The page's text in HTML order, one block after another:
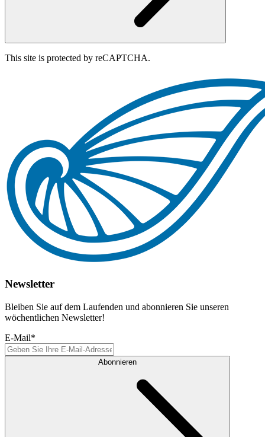
This site is protected by reCAPTCHA.
Newsletter
Bleiben Sie auf dem Laufenden und abonnieren Sie unseren
wöchentlichen Newsletter!
E-Mail*
Abonnieren